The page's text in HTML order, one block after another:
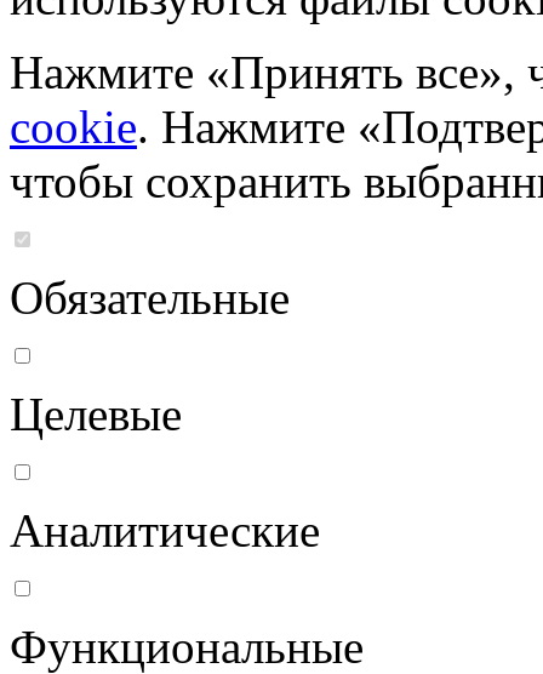
Нажмите «Принять все»,
cookie. Нажмите
чтобы сохранить
Обязательные
Целевые
Аналитические
Функциональные